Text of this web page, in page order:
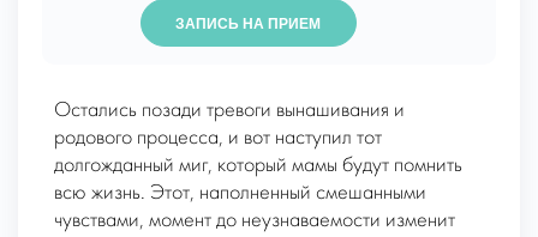
ЗАПИСЬ НА ПРИЕМ
Остались позади тревоги вынашивания и
родового процесса, и вот наступил тот
долгожданный миг, который мамы будут помнить
всю жизнь. Этот, наполненный смешанными
чувствами, момент до неузнаваемости изменит